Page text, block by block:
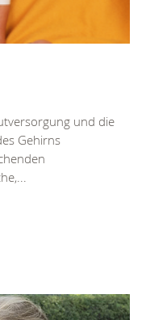
und die
Gehirns